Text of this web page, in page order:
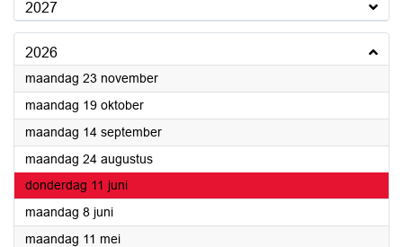
2027
2026
maandag 23 november2026
maandag 19 oktober2026
maandag 14 september2026
maandag 24 augustus2026
donderdag 11 juni2026
maandag 8 juni2026
maandag 11 mei2026